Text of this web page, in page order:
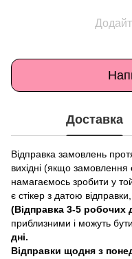
Доставка
Відправка замовлень
вихідні (якщо
намагаємось зробити у
є стікер з датою
(Відправка 3-5 робочих
приблизними і можуть
дні.
Відправки щодня з